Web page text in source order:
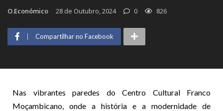
O.Económico 28 de Outubro, 2024 0 826
Compartilhar no Facebook
Nas vibrantes paredes do Centro Cultural Franco
Moçambicano, onde a história e a modernidade de